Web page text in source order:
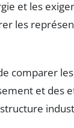
et les
les
comparer
et